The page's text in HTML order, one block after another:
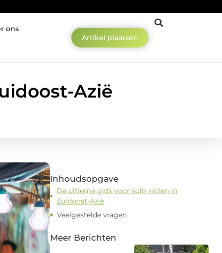
ons
Artikel plaatsen
Azië
Inhoudsopgave
De ultieme gids voor solo reizen in
Zuidoost-Azië
Veelgestelde vragen
Meer Berichten